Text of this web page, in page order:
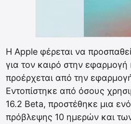
Η Apple φέρεται να
για τον καιρό στην εφαρμογή
προέρχεται από την
Εντοπίστηκε από όσους
16.2 Beta, προστέθηκε μια
πρόβλεψης 10 ημερών και